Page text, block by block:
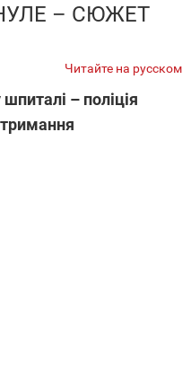
– СЮЖЕТ
Читайте на русском
– поліція